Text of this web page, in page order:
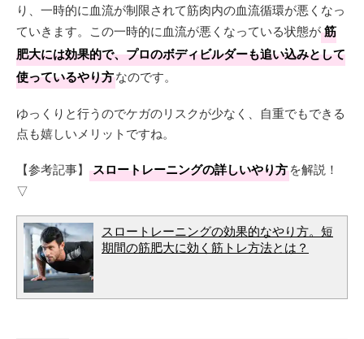
り、一時的に血流が制限されて筋肉内の血流循環が悪くなっ
ていきます。この一時的に血流が悪くなっている状態が筋
肥大には効果的で、プロのボディビルダーも追い込みとして
使っているやり方なのです。
ゆっくりと行うのでケガのリスクが少なく、自重でもできる
点も嬉しいメリットですね。
【参考記事】 スロートレーニングの詳しいやり方を解説！
▽
スロートレーニングの効果的なやり方。短
期間の筋肥大に効く筋トレ方法とは？